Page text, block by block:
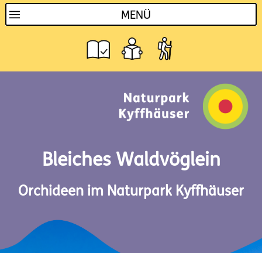
MENÜ
Bleiches Waldvöglein
Orchideen im Naturpark Kyffhäuser